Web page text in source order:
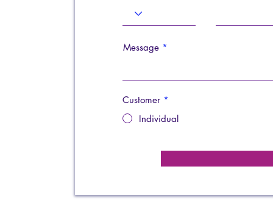
Message
Customer *
Individual